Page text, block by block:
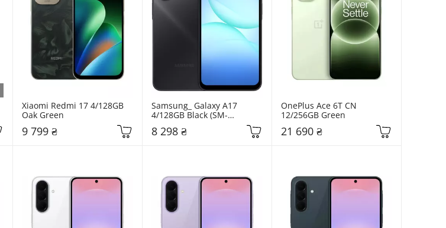
Xiaomi Redmi 17 4/128GB
Oak Green
9 799 ₴
Samsung_ Galaxy A17
4/128GB Black (SM-
8 298 ₴
OnePlus Ace 6T CN
12/256GB Green
21 690 ₴